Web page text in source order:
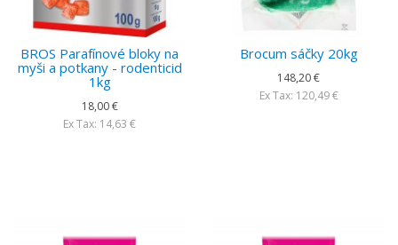
BROS Parafínové bloky na
myši a potkany - rodenticid
1kg
18,00 €
Ex Tax: 14,63 €
Brocum sáčky 20kg
148,20 €
Ex Tax: 120,49 €